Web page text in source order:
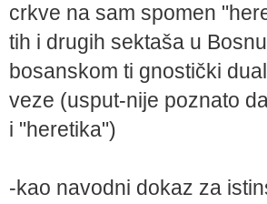
crkve na sam spomen
tih i drugih sektaša u
bosanskom ti gnostički
veze (usput-nije poznato
i "heretika")
-kao navodni dokaz za